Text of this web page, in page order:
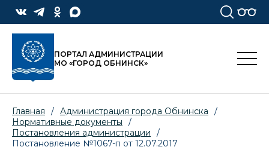
ПОРТАЛ АДМИНИСТРАЦИИ
МО «ГОРОД ОБНИНСК»
Главная / Администрация города Обнинска
/
Нормативные документы
/
Постановления администрации
/
Постановление №1067-п от 12.07.2017